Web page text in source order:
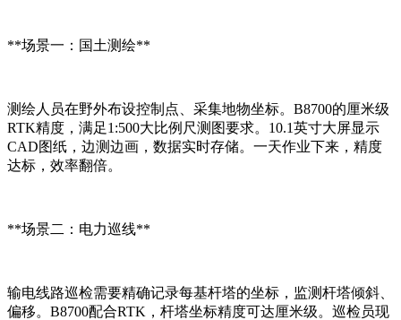
**场景一：国土测绘**
测绘人员在野外布设控制点、采集地物坐标。B8700的厘米级
RTK精度，满足1:500大比例尺测图要求。10.1英寸大屏显示
CAD图纸，边测边画，数据实时存储。一天作业下来，精度
达标，效率翻倍。
**场景二：电力巡线**
输电线路巡检需要精确记录每基杆塔的坐标，监测杆塔倾斜、
偏移。B8700配合RTK，杆塔坐标精度可达厘米级。巡检员现